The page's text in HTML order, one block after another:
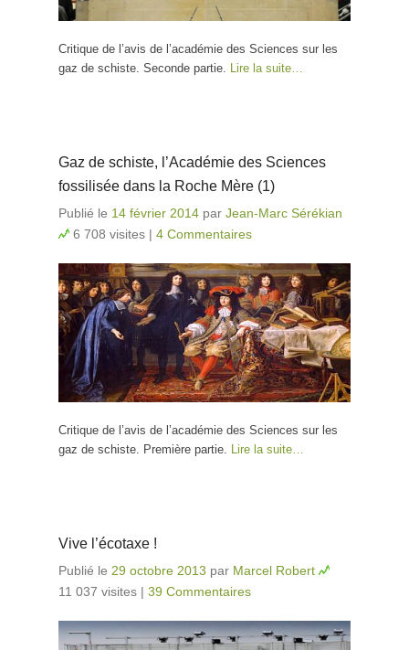
Critique de l’avis de l’académie des Sciences sur les
gaz de schiste. Seconde partie.
Lire la suite…
Gaz de schiste, l’Académie des Sciences
fossilisée dans la Roche Mère (1)
Publié le 14 février 2014 par Jean-Marc Sérékian
6 708 visites | 4 Commentaires
Critique de l’avis de l’académie des Sciences sur les
gaz de schiste. Première partie. Lire la suite…
Vive l’écotaxe !
Publié le 29 octobre 2013 par Marcel Robert
11 037 visites | 39 Commentaires